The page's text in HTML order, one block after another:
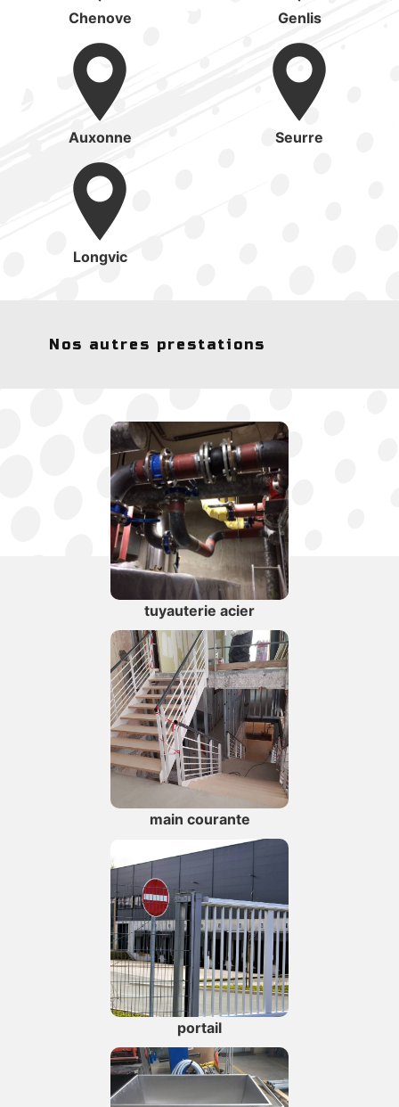
Chenove Genlis
Auxonne Seurre
Longvic
Nos autres prestations
tuyauterie acier
main courante
portail